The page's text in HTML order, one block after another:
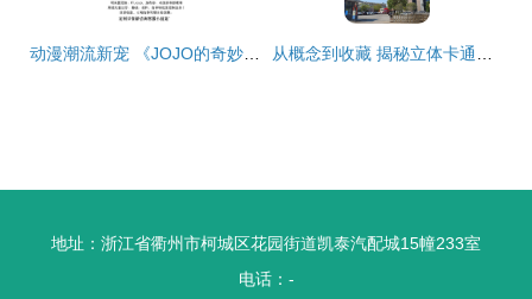
地址：浙江省衢州市柯城区花园街道凯泰汽配城15幢233室
电话：-